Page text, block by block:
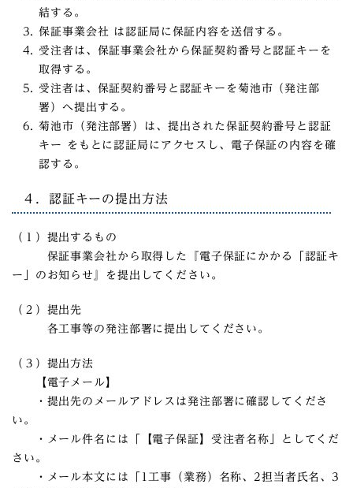
結する。
保証事業会社 は認証局に保証内容を送信する。
受注者は、保証事業会社から保証契約番号と認証キーを
取得する。
受注者は、保証契約番号と認証キーを菊池市（発注部
署）へ提出する。
菊池市（発注部署）は、提出された保証契約番号と認証
キー をもとに認証局にアクセスし、電子保証の内容を確
認する。
４．認証キーの提出方法
（１）提出するもの
保証事業会社から取得した『電子保証にかかる「認証キ
ー」のお知らせ』を提出してください。
（２）提出先
各工事等の発注部署に提出してください。
（３）提出方法
【電子メール】
・提出先のメールアドレスは発注部署に確認してくださ
い。
・メール件名には「【電子保証】受注者名称」としてくだ
さい。
・メール本文には「1工事（業務）名称、2担当者氏名、3